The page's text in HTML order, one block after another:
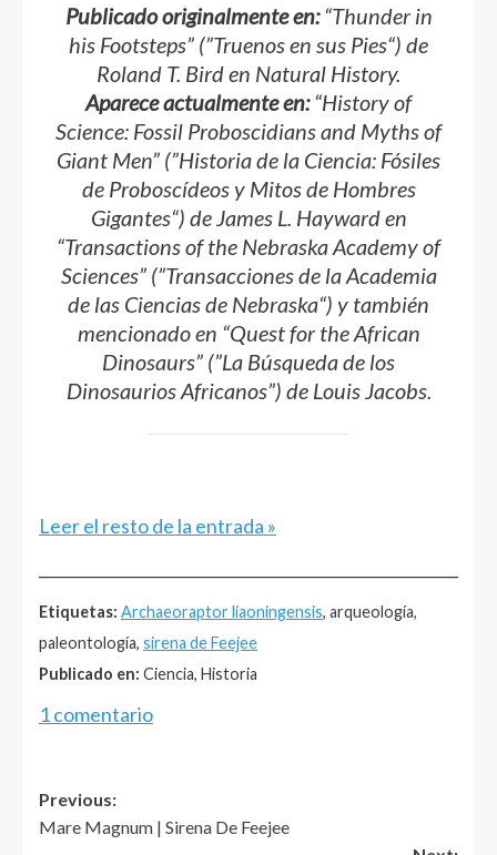
Publicado originalmente en:“Thunder in
his Footsteps” (”Truenos en sus Pies“) de
Roland T. Bird en Natural History.
Aparece actualmente en:“History of
Science: Fossil Proboscidians and Myths of
Giant Men” (”Historia de la Ciencia: Fósiles
de Proboscídeos y Mitos de Hombres
Gigantes“) de James L. Hayward en
“Transactions of the Nebraska Academy of
Sciences” (”Transacciones de la Academia
de las Ciencias de Nebraska“) y también
mencionado en “Quest for the African
Dinosaurs” (”La Búsqueda de los
Dinosaurios Africanos”) de Louis Jacobs.
Leer el resto de la entrada »
Etiquetas: Archaeoraptor liaoningensis, arqueología,
paleontología, sirena de Feejee
Publicado en: Ciencia, Historia
1 comentario
Post
navigation
Previous:
Mare Magnum | Sirena De Feejee